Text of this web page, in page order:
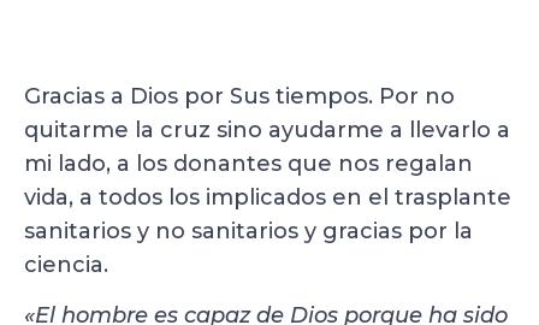
Gracias a Dios por Sus tiempos. Por no
quitarme la cruz sino ayudarme a llevarlo a
mi lado, a los donantes que nos regalan
vida, a todos los implicados en el trasplante
sanitarios y no sanitarios y gracias por la
ciencia.
«El hombre es capaz de Dios porque ha sido